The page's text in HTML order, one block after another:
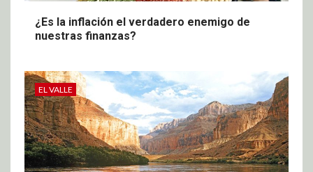
¿Es la inflación el verdadero enemigo de
nuestras finanzas?
EL VALLE